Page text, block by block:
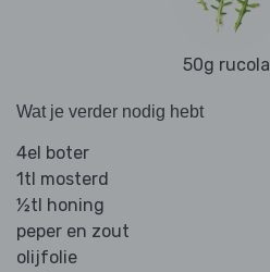
50g rucola
Wat je verder nodig hebt
4el boter
1tl mosterd
½tl honing
peper en zout
olijfolie